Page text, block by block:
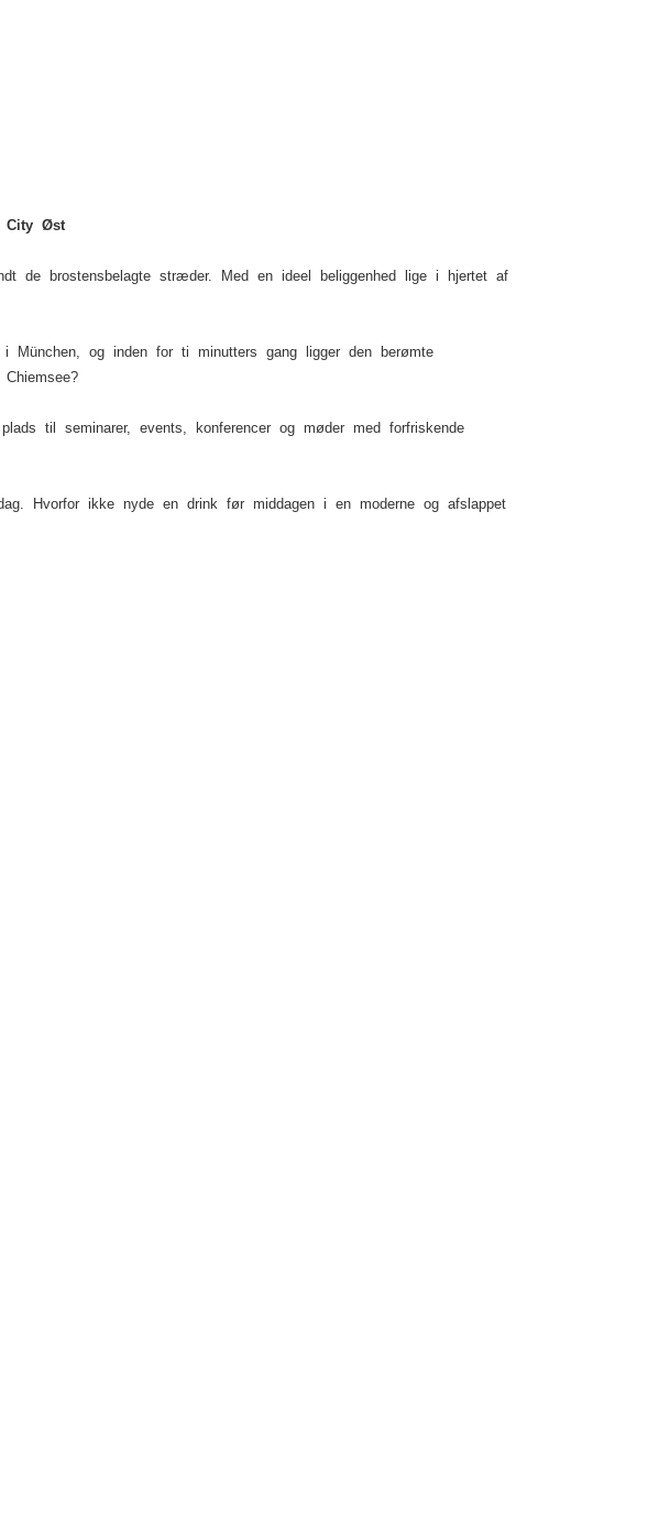
City Øst
de brostensbelagte stræder. Med en ideel beliggenhed lige i hjertet af
München, og inden for ti minutters gang ligger den berømte
til seminarer, events, konferencer og møder med forfriskende
Hvorfor ikke nyde en drink før middagen i en moderne og afslappet